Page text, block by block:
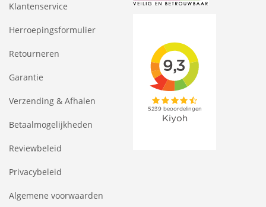
Klantenservice
Herroepingsformulier
Retourneren
Garantie
Verzending & Afhalen
Betaalmogelijkheden
Reviewbeleid
Privacybeleid
Algemene voorwaarden